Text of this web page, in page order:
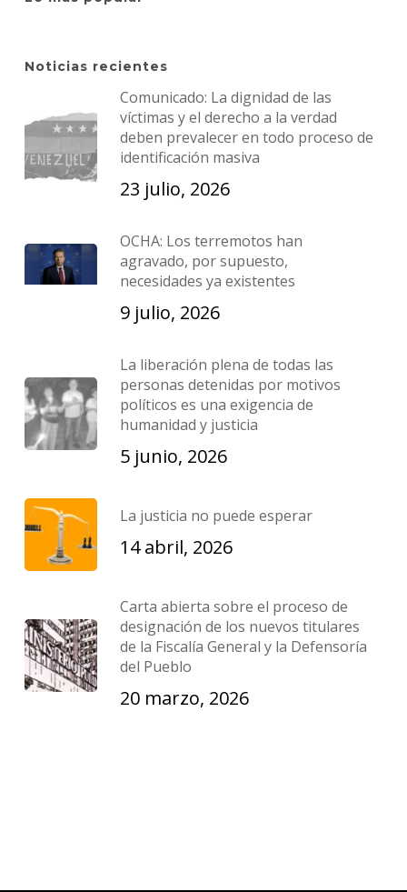
Noticias recientes
Comunicado: La dignidad de las
víctimas y el derecho a la verdad
deben prevalecer en todo proceso de
identificación masiva
23 julio, 2026
OCHA: Los terremotos han
agravado, por supuesto,
necesidades ya existentes
9 julio, 2026
La liberación plena de todas las
personas detenidas por motivos
políticos es una exigencia de
humanidad y justicia
5 junio, 2026
La justicia no puede esperar
14 abril, 2026
Carta abierta sobre el proceso de
designación de los nuevos titulares
de la Fiscalía General y la Defensoría
del Pueblo
20 marzo, 2026